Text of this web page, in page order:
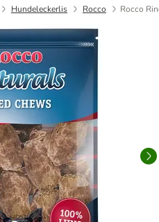
Hundeleckerlis Rocco Rocco